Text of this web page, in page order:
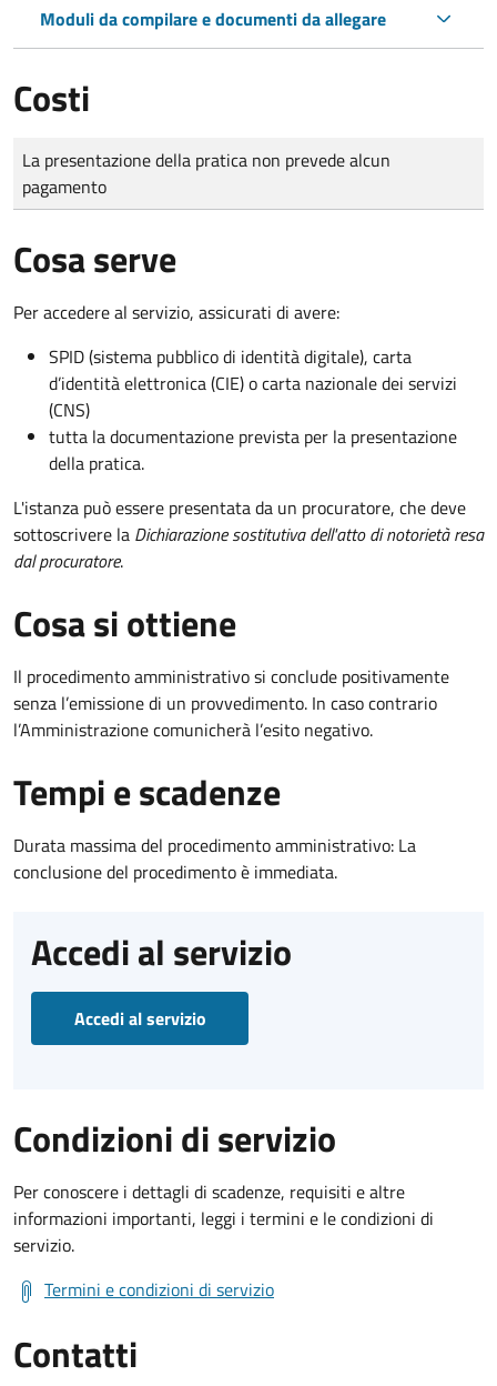
Moduli da compilare e documenti da allegare
Costi
Tipo di pagamento
Importo
La presentazione della pratica non prevede alcun
pagamento
Cosa serve
Per accedere al servizio, assicurati di avere:
SPID (sistema pubblico di identità digitale), carta
d’identità elettronica (CIE) o carta nazionale dei servizi
(CNS)
tutta la documentazione prevista per la presentazione
della pratica.
L'istanza può essere presentata da un procuratore, che deve
sottoscrivere la Dichiarazione sostitutiva dell'atto di notorietà resa
dal procuratore.
Cosa si ottiene
Il procedimento amministrativo si conclude positivamente
senza l’emissione di un provvedimento. In caso contrario
l’Amministrazione comunicherà l’esito negativo.
Tempi e scadenze
Durata massima del procedimento amministrativo: La
conclusione del procedimento è immediata.
Accedi al servizio
Accedi al servizio
Condizioni di servizio
Per conoscere i dettagli di scadenze, requisiti e altre
informazioni importanti, leggi i termini e le condizioni di
servizio.
Termini e condizioni di servizio
Contatti